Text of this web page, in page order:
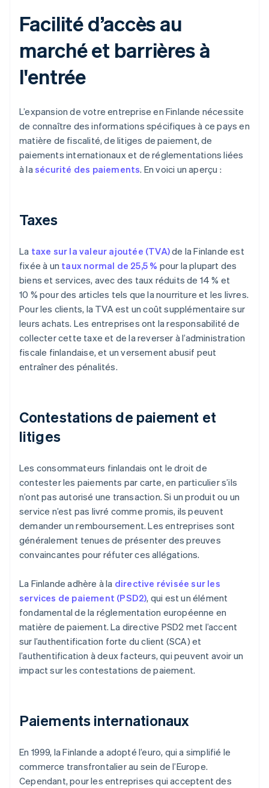
Facilité d’accès au
marché et barrières à
l'entrée
L’expansion de votre entreprise en Finlande nécessite
de connaître des informations spécifiques à ce pays en
matière de fiscalité, de litiges de paiement, de
paiements internationaux et de réglementations liées
à lasécurité des paiements. En voici un aperçu :
Taxes
La taxe sur la valeur ajoutée (TVA)de la Finlande est
fixée à un taux normal de 25,5 % pour la plupart des
biens et services, avec des taux réduits de 14 % et
10 % pour des articles tels que la nourriture et les livres.
Pour les clients, la TVA est un coût supplémentaire sur
leurs achats. Les entreprises ont la responsabilité de
collecter cette taxe et de la reverser à l’administration
fiscale finlandaise, et un versement abusif peut
entraîner des pénalités.
Contestations de paiement et
litiges
Les consommateurs finlandais ont le droit de
contester les paiements par carte, en particulier s’ils
n’ont pas autorisé une transaction. Si un produit ou un
service n’est pas livré comme promis, ils peuvent
demander un remboursement. Les entreprises sont
généralement tenues de présenter des preuves
convaincantes pour réfuter ces allégations.
La Finlande adhère à la directive révisée sur les
services de paiement (PSD2), qui est un élément
fondamental de la réglementation européenne en
matière de paiement. La directive PSD2 met l’accent
sur l’authentification forte du client (SCA) et
l’authentification à deux facteurs, qui peuvent avoir un
impact sur les contestations de paiement.
Paiements internationaux
En 1999, la Finlande a adopté l’euro, qui a simplifié le
commerce transfrontalier au sein de l’Europe.
Cependant, pour les entreprises qui acceptent des